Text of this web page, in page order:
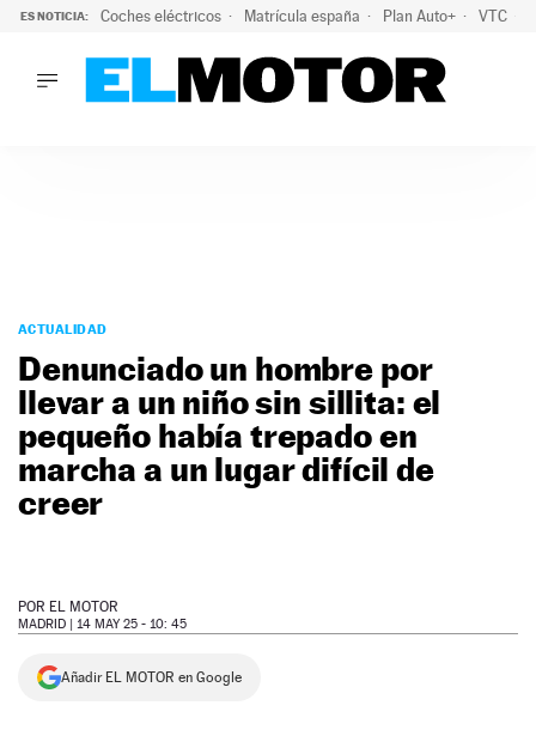
ES NOTICIA: Coches eléctricos Matrícula españa Plan Auto+ VTC
PODCAST
MOTOS
TECNOLOGÍA
MOTORTV
SERVICIOS
ACTUALIDAD
Denunciado un hombre por
llevar a un niño sin sillita: el
pequeño había trepado en
marcha a un lugar difícil de
creer
POR EL MOTOR
MADRID | 14 MAY 25 - 10: 45
Añadir EL MOTOR en Google